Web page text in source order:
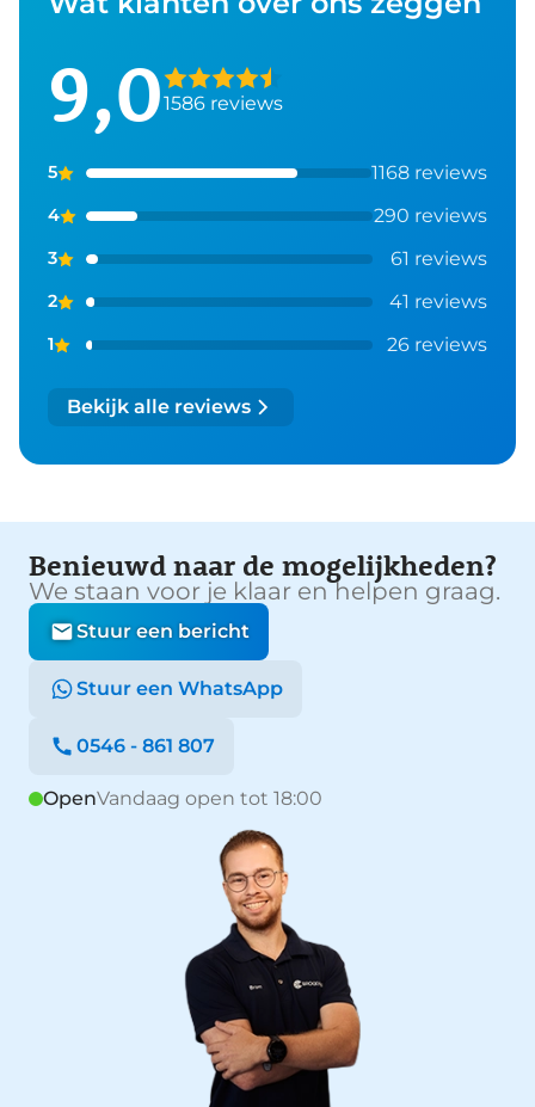
9,01586 reviews
5 1168 reviews
4 290 reviews
3 61 reviews
2 41 reviews
1 26 reviews
Bekijk alle reviews
Benieuwd naar de mogelijkheden?
We staan voor je klaar en helpen graag.
Stuur een bericht
Stuur een WhatsApp
0546 - 861 807
OpenVandaag open tot 18:00